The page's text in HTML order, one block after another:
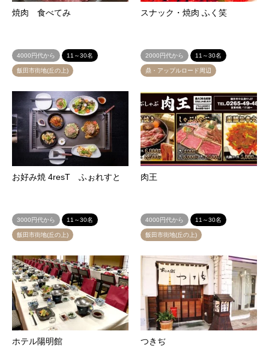
焼肉 食べてみ
4000円代から 11～30名
飯田市街地(丘の上)
スナック・焼肉 ふく笑
2000円代から 11～30名
鼎・アップルロード周辺
お好み焼 4resT ふぉれすと
3000円代から 11～30名
飯田市街地(丘の上)
肉王
4000円代から 11～30名
飯田市街地(丘の上)
ホテル陽明館 つきぢ